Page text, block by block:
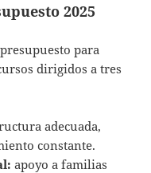
2025
para
dirigidos a tres
adecuada,
constante.
apoyo a familias